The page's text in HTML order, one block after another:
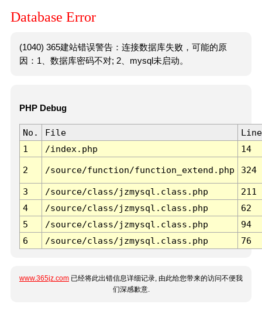
Database Error
(1040) 365建站错误警告：连接数据库失败，可能的原
因：1、数据库密码不对; 2、mysql未启动。
PHP Debug
No. File
Line
1
/index.php 14
2 /source/function/function_extend.php 324
3 /source/class/jzmysql.class.php
211
4
/source/class/jzmysql.class.php
62
5
/source/class/jzmysql.class.php
94
6
/source/class/jzmysql.class.php 76
www.365jz.com 已经将此出错信息详细记录, 由此给您带来的访问不便我
们深感歉意.